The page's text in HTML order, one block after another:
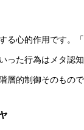
る心的作用です。
った行為はメタ認
層的制御そのもの